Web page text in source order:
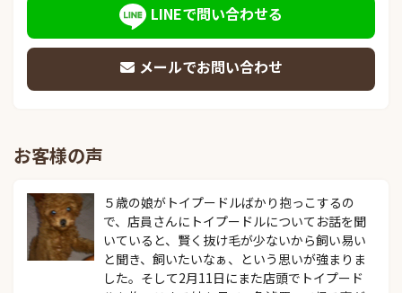
LINEで問い合わせる
メールでお問い合わせ
お客様の声
５歳の娘がトイプードルばかり抱っこするの
で、店員さんにトイプードルについてお話を聞
いていると、賢く抜け毛が少ないから飼い易い
と聞き、飼いたいなぁ、という思いが強まりま
した。そして2月11日にまた店頭でトイプード